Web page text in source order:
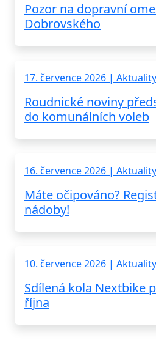
Pozor na dopravní
Dobrovského
17. července 2026 | Aktuality
Roudnické noviny
do komunálních voleb
16. července 2026 | Aktuality
Máte očipováno?
nádoby!
10. července 2026 | Aktuality
Sdílená kola Nextbike
října